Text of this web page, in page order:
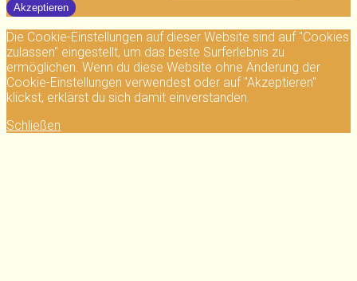
Akzeptieren
Die Cookie-Einstellungen auf dieser Website sind auf "Cookies
zulassen" eingestellt, um das beste Surferlebnis zu
ermöglichen. Wenn du diese Website ohne Änderung der
Cookie-Einstellungen verwendest oder auf "Akzeptieren"
klickst, erklärst du sich damit einverstanden.
Schließen